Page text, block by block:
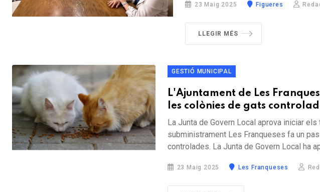
23 Maig 2025 Figueres
LLEGIR MÉS
GESTIÓ MUNICIPAL
L'Ajuntament de Les
les colònies de gats
La Junta de Govern Local aprova iniciar
subministrament Les Franqueses fa un
controlades. La Junta de Govern Local ha
23 Maig 2025 Les Franqueses